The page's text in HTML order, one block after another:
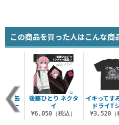
この商品を買った人はこんな商
イキってす
ドライT
¥3,520（
缶
ドー
後藤ひとり ネクタ
イ
¥6,050（税込）